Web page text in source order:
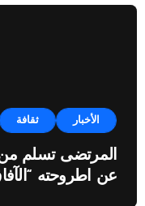
الأخبار ثقافة
المرتضى تسلم
عن اطروحته